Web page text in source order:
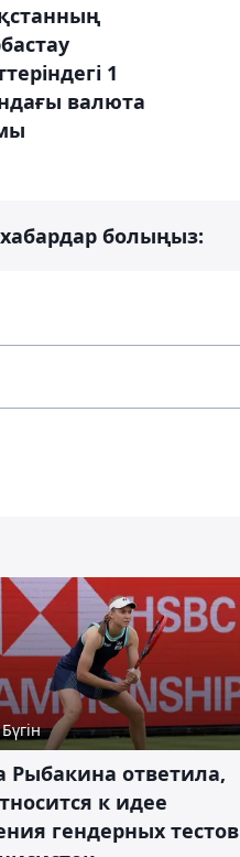
1
валюта
болыңыз:
Рыбакина ответила,
к идее
гендерных тестов